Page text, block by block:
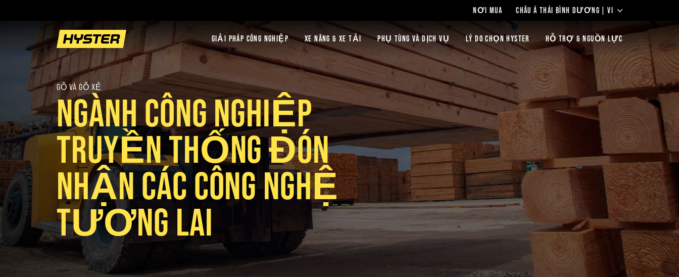
NƠI MUA CHÂU Á THÁI BÌNH DƯƠNG | VI
GIẢI PHÁP CÔNG NGHIỆP XE NÂNG & XE TẢI PHỤ TÙNG VÀ DỊCH VỤ LÝ DO CHỌN HYSTER HỖ TRỢ & NGUỒN LỰC
GỖ VÀ GỖ XẺ
NGÀNH CÔNG NGHIỆP
TRUYỀN THỐNG ĐÓN
NHẬN CÁC CÔNG NGHỆ
TƯƠNG LAI